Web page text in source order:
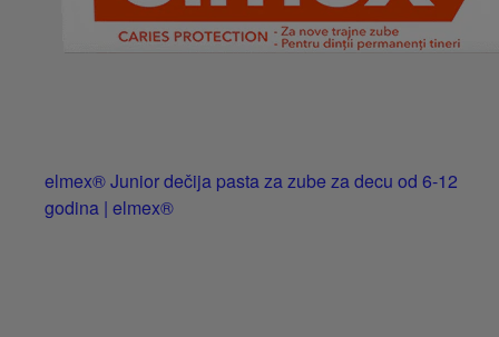
elmex® Junior dečija pasta za zube za decu od 6-12
godina | elmex®